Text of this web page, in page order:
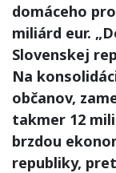
domáceho
miliárd eur.
Slovenskej
Na
občanov,
takmer 12
brzdou
republiky,